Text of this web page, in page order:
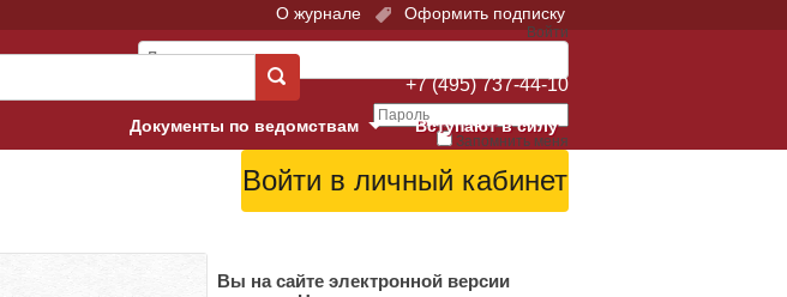
О журнале Оформить подписку
Войти
Запомнить меня
+7 (495) 737-44-10
Вступают в силу
Документы по ведомствам
Арбитражные суды
Верховный СудВы на сайте электронной версии